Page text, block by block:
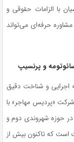
با الزامات حقوقی و
حرفه‌ای می‌تواند
و پرنسیپ
اجرایی و شناخت دقیق
«پردیس مهاجر» با
حوزه شهروندی دوم و
سال سابقه فعالیت است که تاکنون بیش از